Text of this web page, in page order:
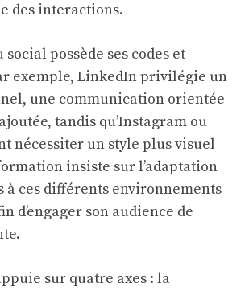
des interactions.
social possède ses codes et
exemple, LinkedIn privilégie un
une communication orientée
tandis qu’Instagram ou
nécessiter un style plus visuel
insiste sur l’adaptation
à ces différents environnements
d’engager son audience de
sur quatre axes : la